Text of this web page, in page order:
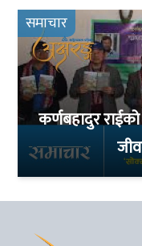
समाचार
कर्णबहादुर